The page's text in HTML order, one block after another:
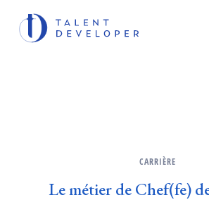
CARRIÈRE
Le métier de Chef(fe)